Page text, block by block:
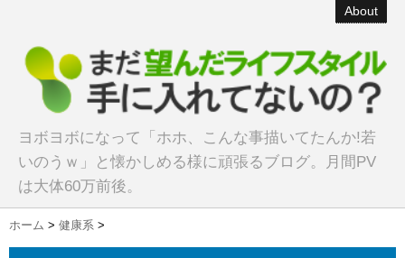
About
ヨボヨボになって「ホホ、こんな事描いてたんか!若
いのうｗ」と懐かしめる様に頑張るブログ。月間PV
は大体60万前後。
ホーム > 健康系 >